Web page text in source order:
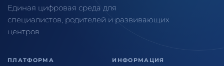
Единая цифровая среда для
специалистов, родителей и развивающих
центров.
ПЛАТФОРМА ИНФОРМАЦИЯ